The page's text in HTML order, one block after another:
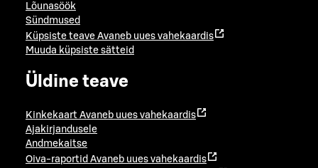
Lõunasöök
Sündmused
Küpsiste teave Avaneb uues vahekaardis
Muuda küpsiste sätteid
Üldine teave
Kinkekaart Avaneb uues vahekaardis
Ajakirjandusele
Andmekaitse
Oiva-raportid Avaneb uues vahekaardis